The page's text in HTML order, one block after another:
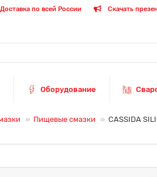
Доставка по всей России Скачать
Оборудование
Пищевые смазки CASSIDA